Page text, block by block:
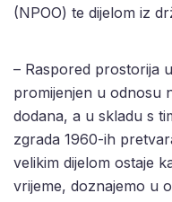
(NPOO) te dijelom iz
– Raspored prostorija
promijenjen u odnosu
dodana, a u skladu s
zgrada 1960-ih
velikim dijelom ostaje
vrijeme, doznajemo u